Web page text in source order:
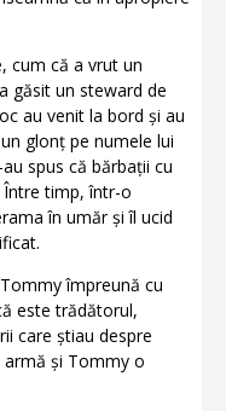
cum că a vrut un
găsit un steward de
au venit la bord și au
glonț pe numele lui
spus că bărbații cu
timp, într-o
în umăr și îl ucid
împreună cu
este trădătorul,
care știau despre
și Tommy o